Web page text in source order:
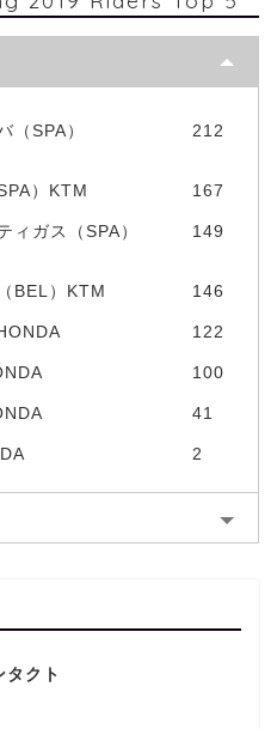
（SPA）
212
）KTM 167
ィガス（SPA）
149
BEL）KTM 146
122
100
41
2
タクト